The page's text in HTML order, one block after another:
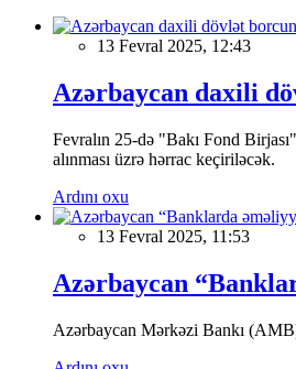
13 Fevral 2025, 12:43
Azərbaycan daxili
Fevralın 25-də "Bakı Fond
alınması üzrə hərrac keçiriləcək.
Ardını oxu
13 Fevral 2025, 11:53
Azərbaycan
Azərbaycan Mərkəzi Bankı